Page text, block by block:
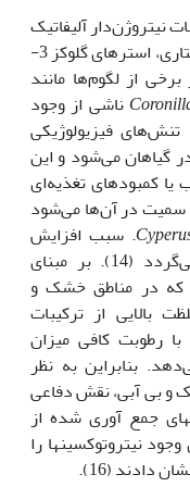
نیتروژن‌دار آلیفاتیک
سمی می‌باشند که از لحاظ شیمیایی و ساختاری، استرهای گلوکز 3-
ناشی از وجود
فیزیولوژیکی
گیاهان می‌شود و این
کمبودهای تغذیه‌ای
سمیت در آن‌ها می‌شود
L. سبب افزایش
متابولیت‌های ثانویه سمی در ریشه می‌گردد (14). بر مبنای
گیاهانی که در مناطق خشک و
بالایی از ترکیبات
با رطوبت کافی میزان
بنابراین به نظر
و بی آبی، نقش دفاعی
جمع آوری شده از
نیتروتوکسین‏ها را
دادند (16).